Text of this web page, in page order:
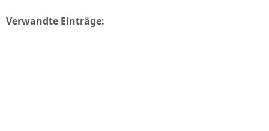
Verwandte Einträge: